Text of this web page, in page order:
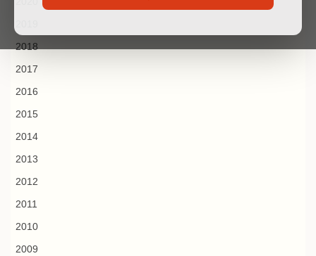
2018
2017
2016
2015
2014
2013
2012
2011
2010
2009